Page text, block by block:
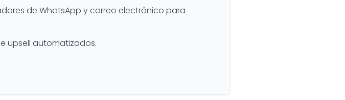
de WhatsApp y correo electrónico para
upsell automatizados.